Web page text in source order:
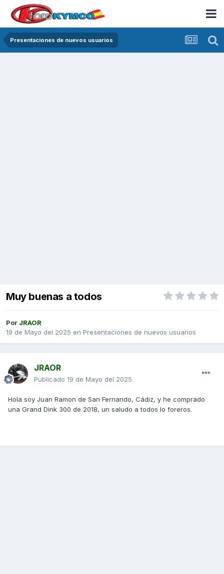
Presentaciones de nuevos usuarios
Muy buenas a todos
Por JRAOR
19 de Mayo del 2025 en Presentaciones de nuevos usuarios
JRAOR
Publicado 19 de Mayo del 2025
Hola soy Juan Ramon de San Fernando, Cádiz, y he comprado
una Grand Dink 300 de 2018, un saludo a todos lo foreros.